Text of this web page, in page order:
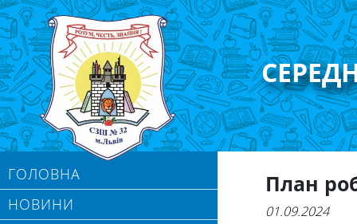
ГОЛОВНА
НОВИНИ
План
01.09.2024